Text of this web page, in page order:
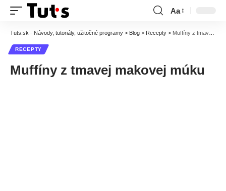
Font
Resizer
Aa
Tuts.sk - Návody, tutoriály, užitočné programy > Blog > Recepty > Muffíny z tmavej makovej múku
RECEPTY
Muffíny z tmavej makovej múku